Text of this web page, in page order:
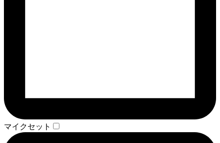
マイクセット